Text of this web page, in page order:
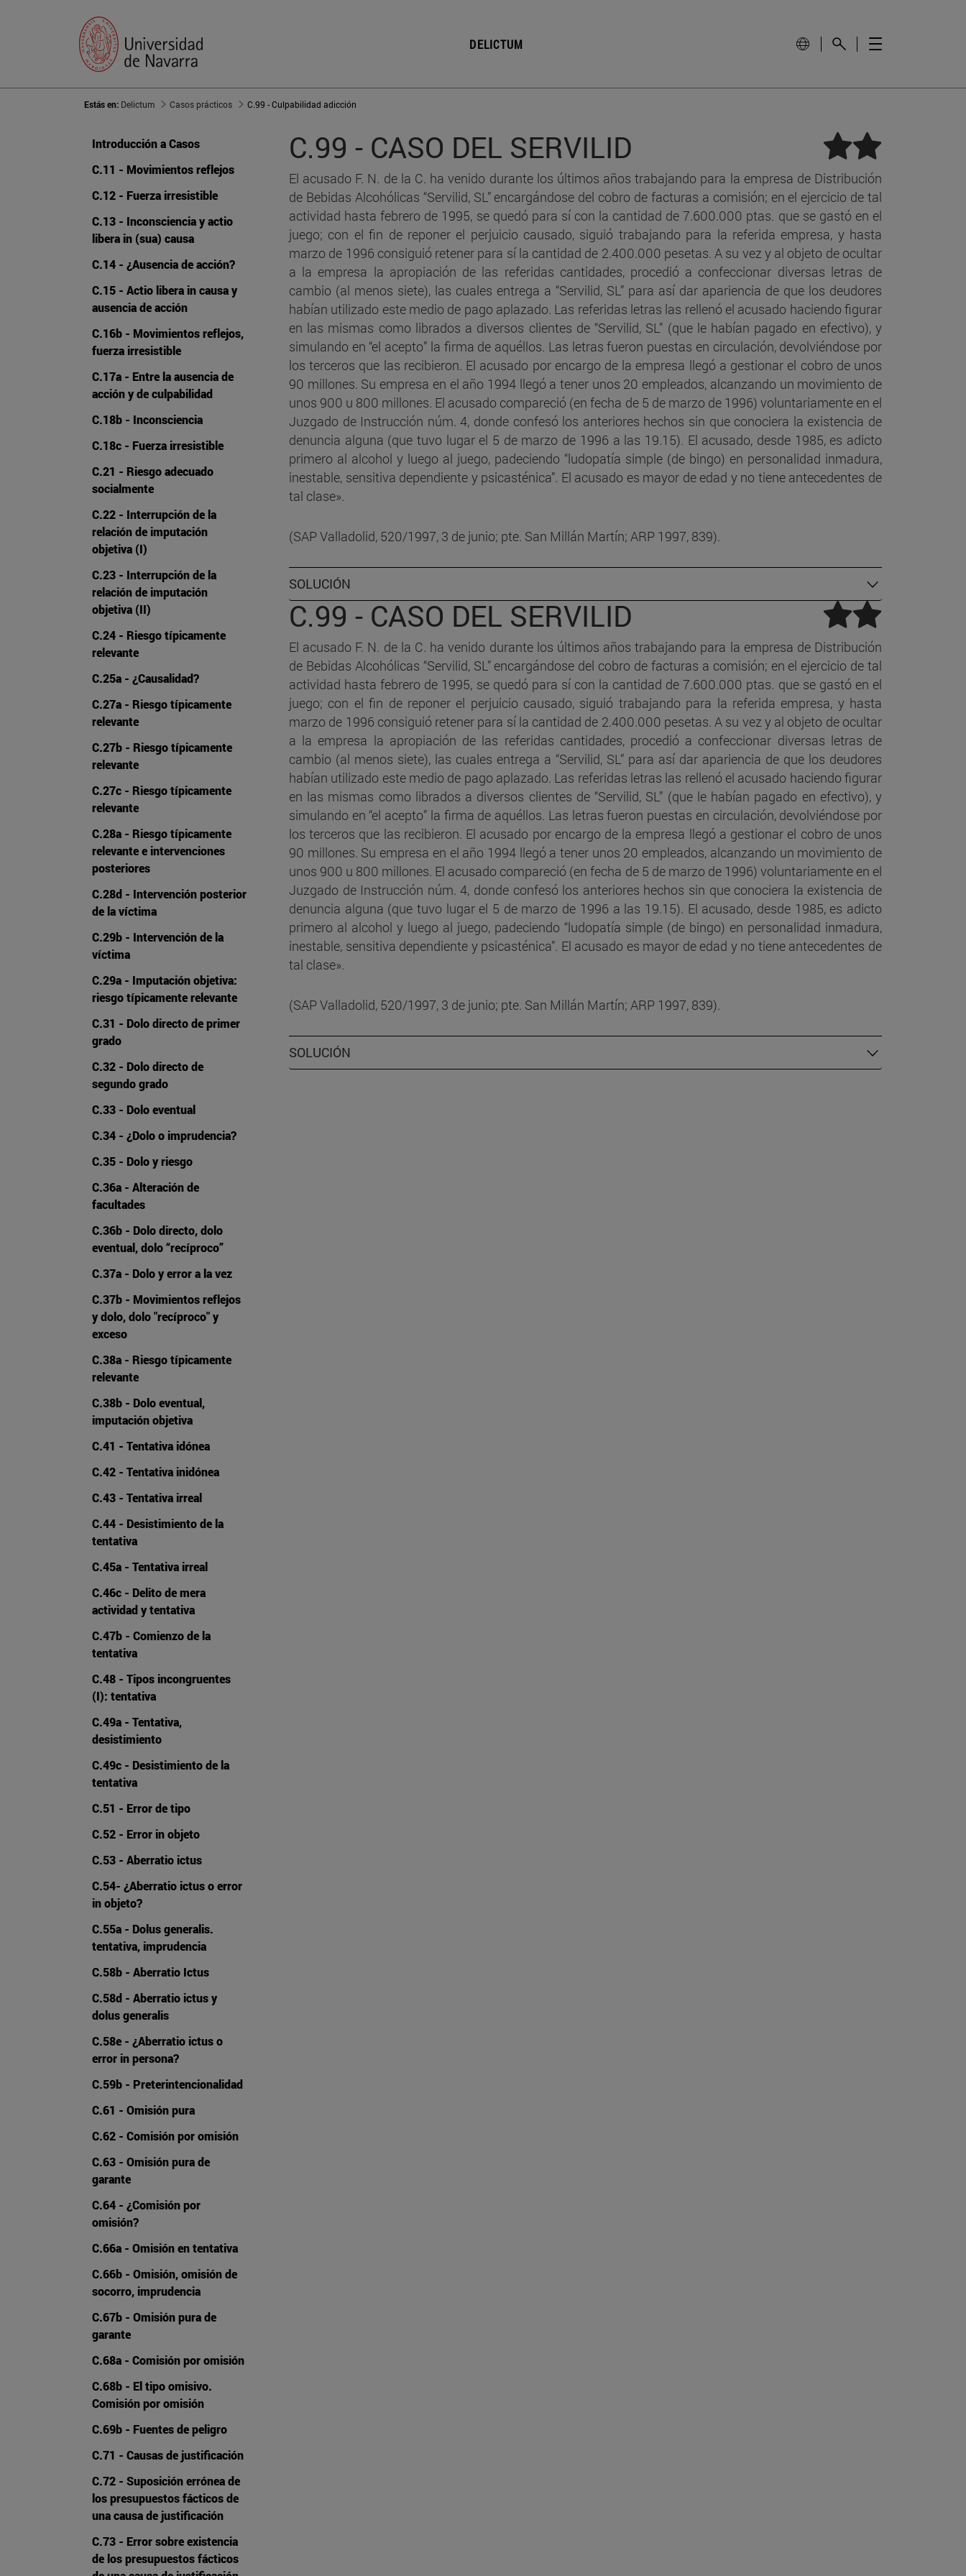
DELICTUM
presupuestos fácticos de la
C.81 - Legítima defensa.
Exceso
C.82 - Estado de necesidad.
Concepto
C.83 - Estado de necesidad: la
colisión de deberes
C.84 - Legítima defensa
C.85a - ¿Legítima defensa?
C.85b - Exceso intensivo en la
legítima defensa
C.85c - Tentativa idónea
C.86 - Error sobre la causa de
justificación
C.86b - Estado de necesidad
colisión de deberes
justificante y exculpante
C.93 - Requisitos para la
imputabilidad
C.95 - Enajenación mental
C.97a - Intoxicación
C.99 - Culpabilidad adicción
C.101 - Minoría de edad penal
C.102 - Inimputabilidad
C.103 - Intoxicación
C.104 - Actio libera in causa
C.105 - Trastorno mental
transitorio
C.111 - Error de prohibición
directo
C.112 - Error de permisión
Estás en: Delictum Casos prácticos C.99 - Culpabilidad adicción
Introducción a Casos
C.11 - Movimientos reflejos
C.12 - Fuerza irresistible
C.13 - Inconsciencia y actio
libera in (sua) causa
C.14 - ¿Ausencia de acción?
C.15 - Actio libera in causa y
ausencia de acción
C.16b - Movimientos reflejos,
fuerza irresistible
C.17a - Entre la ausencia de
acción y de culpabilidad
C.18b - Inconsciencia
C.18c - Fuerza irresistible
C.21 - Riesgo adecuado
socialmente
C.22 - Interrupción de la
relación de imputación
objetiva (I)
C.23 - Interrupción de la
relación de imputación
objetiva (II)
C.24 - Riesgo típicamente
relevante
C.25a - ¿Causalidad?
C.27a - Riesgo típicamente
relevante
C.27b - Riesgo típicamente
relevante
C.27c - Riesgo típicamente
relevante
C.28a - Riesgo típicamente
relevante e intervenciones
posteriores
C.28d - Intervención posterior
de la víctima
C.29b - Intervención de la
víctima
C.29a - Imputación objetiva:
riesgo típicamente relevante
C.31 - Dolo directo de primer
grado
C.32 - Dolo directo de
segundo grado
C.33 - Dolo eventual
C.34 - ¿Dolo o imprudencia?
C.35 - Dolo y riesgo
C.36a - Alteración de
facultades
C.36b - Dolo directo, dolo
eventual, dolo “recíproco”
C.37a - Dolo y error a la vez
C.37b - Movimientos reflejos
y dolo, dolo "recíproco" y
exceso
C.38a - Riesgo típicamente
relevante
C.38b - Dolo eventual,
imputación objetiva
C.41 - Tentativa idónea
C.42 - Tentativa inidónea
C.43 - Tentativa irreal
C.44 - Desistimiento de la
tentativa
C.45a - Tentativa irreal
C.46c - Delito de mera
actividad y tentativa
C.47b - Comienzo de la
tentativa
C.48 - Tipos incongruentes
(I): tentativa
C.49a - Tentativa,
desistimiento
C.49c - Desistimiento de la
tentativa
C.51 - Error de tipo
C.52 - Error in objeto
C.53 - Aberratio ictus
C.54- ¿Aberratio ictus o error
in objeto?
C.55a - Dolus generalis.
tentativa, imprudencia
C.58b - Aberratio Ictus
C.58d - Aberratio ictus y
dolus generalis
C.58e - ¿Aberratio ictus o
error in persona?
C.59b - Preterintencionalidad
C.61 - Omisión pura
C.62 - Comisión por omisión
C.63 - Omisión pura de
garante
C.64 - ¿Comisión por
omisión?
C.66a - Omisión en tentativa
C.66b - Omisión, omisión de
socorro, imprudencia
C.67b - Omisión pura de
garante
C.68a - Comisión por omisión
C.68b - El tipo omisivo.
Comisión por omisión
C.69b - Fuentes de peligro
C.71 - Causas de justificación
C.72 - Suposición errónea de
los presupuestos fácticos de
una causa de justificación
C.73 - Error sobre existencia
de los presupuestos fácticos
C.99 - CASO DEL SERVILID
El acusado F. N. de la C. ha venido durante los últimos años trabajando para la empresa de Distribución
de Bebidas Alcohólicas “Servilid, SL” encargándose del cobro de facturas a comisión; en el ejercicio de tal
actividad hasta febrero de 1995, se quedó para sí con la cantidad de 7.600.000 ptas. que se gastó en el
juego; con el fin de reponer el perjuicio causado, siguió trabajando para la referida empresa, y hasta
marzo de 1996 consiguió retener para sí la cantidad de 2.400.000 pesetas. A su vez y al objeto de ocultar
a la empresa la apropiación de las referidas cantidades, procedió a confeccionar diversas letras de
cambio (al menos siete), las cuales entrega a “Servilid, SL” para así dar apariencia de que los deudores
habían utilizado este medio de pago aplazado. Las referidas letras las rellenó el acusado haciendo figurar
en las mismas como librados a diversos clientes de “Servilid, SL” (que le habían pagado en efectivo), y
simulando en “el acepto” la firma de aquéllos. Las letras fueron puestas en circulación, devolviéndose por
los terceros que las recibieron. El acusado por encargo de la empresa llegó a gestionar el cobro de unos
90 millones. Su empresa en el año 1994 llegó a tener unos 20 empleados, alcanzando un movimiento de
unos 900 u 800 millones. El acusado compareció (en fecha de 5 de marzo de 1996) voluntariamente en el
Juzgado de Instrucción núm. 4, donde confesó los anteriores hechos sin que conociera la existencia de
denuncia alguna (que tuvo lugar el 5 de marzo de 1996 a las 19.15). El acusado, desde 1985, es adicto
primero al alcohol y luego al juego, padeciendo “ludopatía simple (de bingo) en personalidad inmadura,
inestable, sensitiva dependiente y psicasténica”. El acusado es mayor de edad y no tiene antecedentes de
tal clase».
(SAP Valladolid, 520/1997, 3 de junio; pte. San Millán Martín; ARP 1997, 839).
SOLUCIÓN
C.99 - CASO DEL SERVILID
El acusado F. N. de la C. ha venido durante los últimos años trabajando para la empresa de Distribución
de Bebidas Alcohólicas “Servilid, SL” encargándose del cobro de facturas a comisión; en el ejercicio de tal
actividad hasta febrero de 1995, se quedó para sí con la cantidad de 7.600.000 ptas. que se gastó en el
juego; con el fin de reponer el perjuicio causado, siguió trabajando para la referida empresa, y hasta
marzo de 1996 consiguió retener para sí la cantidad de 2.400.000 pesetas. A su vez y al objeto de ocultar
a la empresa la apropiación de las referidas cantidades, procedió a confeccionar diversas letras de
cambio (al menos siete), las cuales entrega a “Servilid, SL” para así dar apariencia de que los deudores
habían utilizado este medio de pago aplazado. Las referidas letras las rellenó el acusado haciendo figurar
en las mismas como librados a diversos clientes de “Servilid, SL” (que le habían pagado en efectivo), y
simulando en “el acepto” la firma de aquéllos. Las letras fueron puestas en circulación, devolviéndose por
los terceros que las recibieron. El acusado por encargo de la empresa llegó a gestionar el cobro de unos
90 millones. Su empresa en el año 1994 llegó a tener unos 20 empleados, alcanzando un movimiento de
unos 900 u 800 millones. El acusado compareció (en fecha de 5 de marzo de 1996) voluntariamente en el
Juzgado de Instrucción núm. 4, donde confesó los anteriores hechos sin que conociera la existencia de
denuncia alguna (que tuvo lugar el 5 de marzo de 1996 a las 19.15). El acusado, desde 1985, es adicto
primero al alcohol y luego al juego, padeciendo “ludopatía simple (de bingo) en personalidad inmadura,
inestable, sensitiva dependiente y psicasténica”. El acusado es mayor de edad y no tiene antecedentes de
tal clase».
(SAP Valladolid, 520/1997, 3 de junio; pte. San Millán Martín; ARP 1997, 839).
SOLUCIÓN